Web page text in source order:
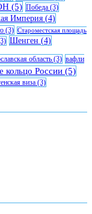
(5) Победа (3)
Империя (4)
(3) Староместская площадь
Шенген (4)
область (3) вафли
кольцо России (5)
виза (3)